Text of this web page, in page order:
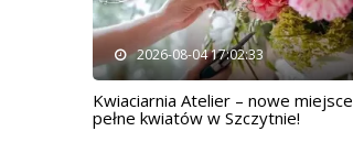
2026-08-04 17:02:33
Kwiaciarnia Atelier – nowe miejsce
pełne kwiatów w Szczytnie!